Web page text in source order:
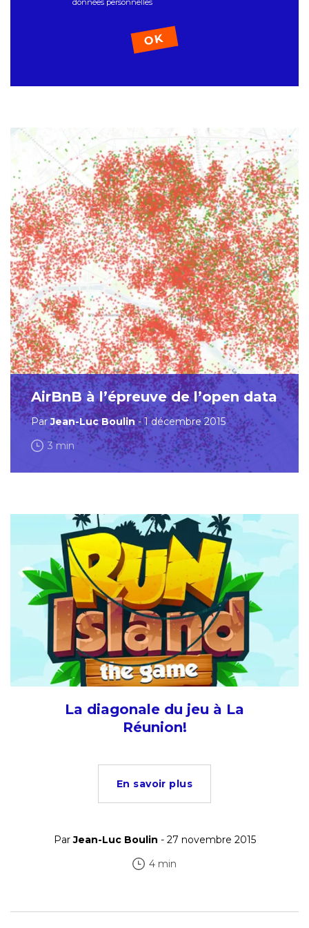
données personnelles
AirBnB à l’épreuve de l’open data
ParJean-Luc Boulin- 1 décembre 2015
3 min
La diagonale du jeu à La
Réunion!
En savoir plus
ParJean-Luc Boulin - 27 novembre 2015
4 min